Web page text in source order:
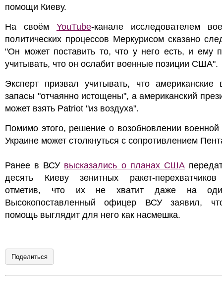
помощи Киеву.
На своём YouTube-канале исследователем
политических процессов Меркурисом сказано
"Он может поставить то, что у него есть, и ему
учитывать, что он ослабит военные позиции США".
Эксперт призвал учитывать, что американские
запасы "отчаянно истощены", а американский
может взять Patriot "из воздуха".
Помимо этого, решение о возобновлении
Украине может столкнуться с сопротивлением
Ранее в ВСУ высказались о планах США
десять Киеву зенитных ракет-
отметив, что их не хватит даже на
Высокопоставленный офицер ВСУ заявил,
помощь выглядит для него как насмешка.
Поделиться